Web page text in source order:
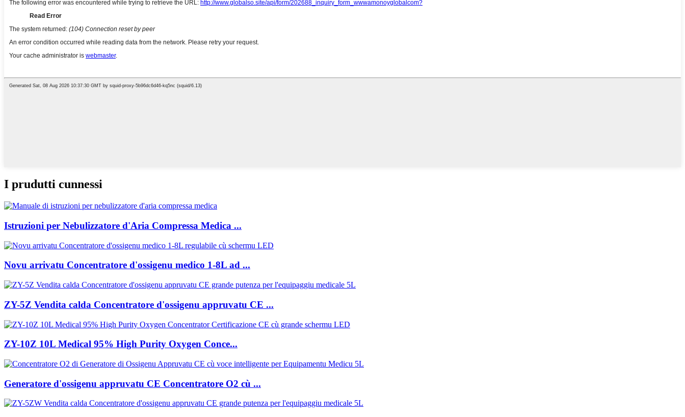
I prudutti cunnessi
Istruzioni per Nebulizzatore d'Aria Compressa Medica ...
Novu arrivatu Concentratore d'ossigenu medico 1-8L ad ...
ZY-5Z Vendita calda Concentratore d'ossigenu appruvatu CE ...
ZY-10Z 10L Medical 95% High Purity Oxygen Conce...
Generatore d'ossigenu appruvatu CE Concentratore O2 cù ...